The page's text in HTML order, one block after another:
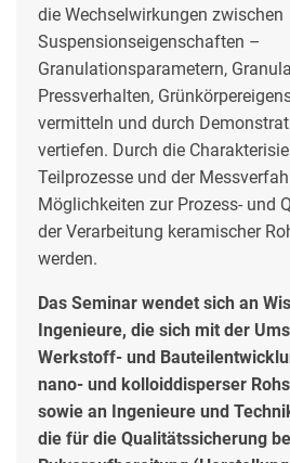
die Wechselwirkungen zwischen
Suspensionseigenschaften –
Granulationsparametern,
Pressverhalten,
vermitteln und durch
vertiefen. Durch die
Teilprozesse und der
Möglichkeiten zur Prozess- und
der Verarbeitung keramischer
werden.
Das Seminar wendet sich an
Ingenieure, die sich mit der
Werkstoff- und
nano- und kolloiddisperser
sowie an Ingenieure und
die für die Qualitätssicherung